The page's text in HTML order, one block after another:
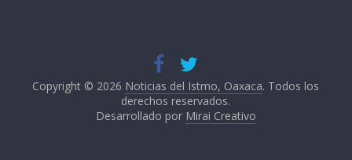
Copyright © 2026 Noticias del Istmo, Oaxaca. Todos los
derechos reservados.
Desarrollado por Mirai Creativo